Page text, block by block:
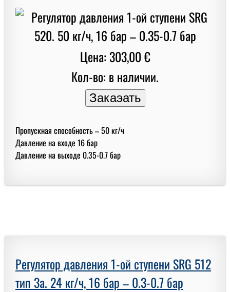
Цена: 303,00 €
Кол-во: в наличии.
Пропускная способность – 50 кг/ч
Давление на входе 16 бар
Давление на выходе 0.35-0.7 бар
Регулятор давления 1-ой ступени SRG 512
тип 3a. 24 кг/ч, 16 бар – 0.3-0.7 бар